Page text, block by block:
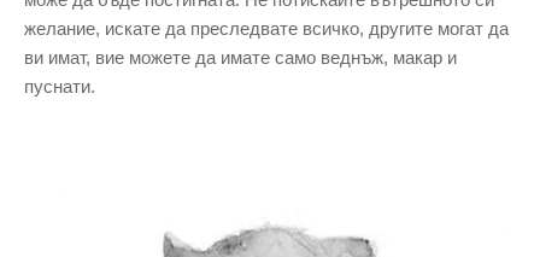
желание, искате да преследвате всичко, другите могат да
ви имат, вие можете да имате само веднъж, макар и
пуснати.